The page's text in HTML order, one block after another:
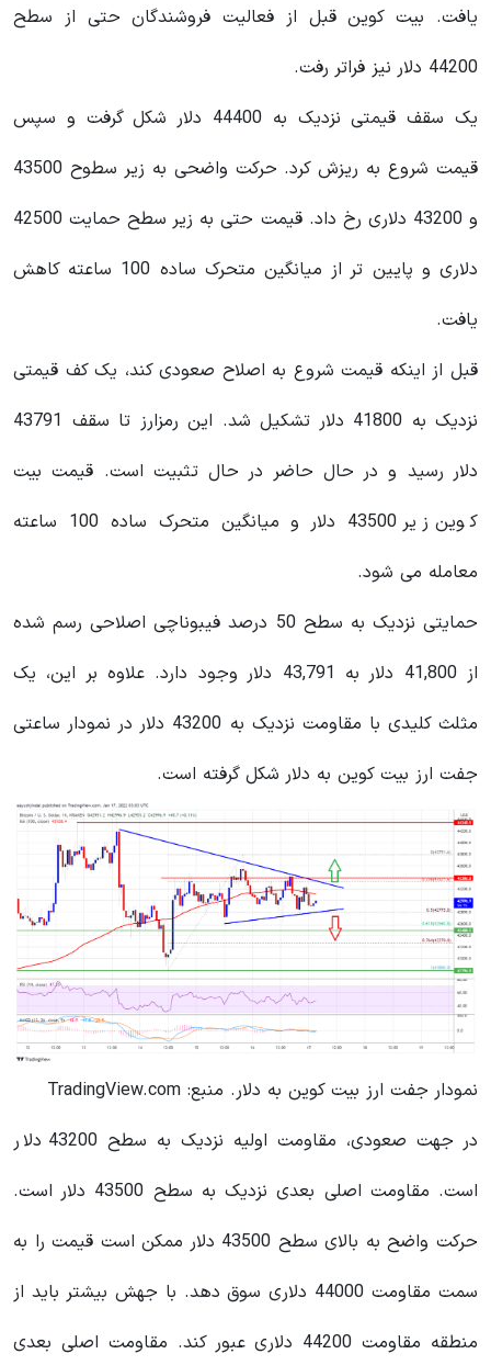
یافت. بیت کوین قبل از فعالیت فروشندگان حتی از سطح
44200 دلار نیز فراتر رفت.
یک سقف قیمتی نزدیک به 44400 دلار شکل گرفت و سپس
قیمت شروع به ریزش کرد. حرکت واضحی به زیر سطوح 43500
و 43200 دلاری رخ داد. قیمت حتی به زیر سطح حمایت 42500
دلاری و پایین تر از میانگین متحرک ساده 100 ساعته کاهش
یافت.
قبل از اینکه قیمت شروع به اصلاح صعودی کند، یک کف قیمتی
نزدیک به 41800 دلار تشکیل شد. این رمزارز تا سقف 43791
دلار رسید و در حال حاضر در حال تثبیت است. قیمت بیت
کوین زیر 43500 دلار و میانگین متحرک ساده 100 ساعته
معامله می شود.
حمایتی نزدیک به سطح 50 درصد فیبوناچی اصلاحی رسم شده
از 41,800 دلار به 43,791 دلار وجود دارد. علاوه بر این، یک
مثلث کلیدی با مقاومت نزدیک به 43200 دلار در نمودار ساعتی
جفت ارز بیت کوین به دلار شکل گرفته است.
نمودار جفت ارز بیت کوین به دلار. منبع: TradingView.com
در جهت صعودی، مقاومت اولیه نزدیک به سطح 43200 دلار
است. مقاومت اصلی بعدی نزدیک به سطح 43500 دلار است.
حرکت واضح به بالای سطح 43500 دلار ممکن است قیمت را به
سمت مقاومت 44000 دلاری سوق دهد. با جهش بیشتر باید از
منطقه مقاومت 44200 دلاری عبور کند. مقاومت اصلی بعدی